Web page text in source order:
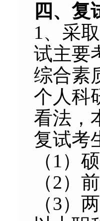
四、复
1、采
试主要
综合素
个人科
看法，
复试考
（ 1 ）
（2）
（3）